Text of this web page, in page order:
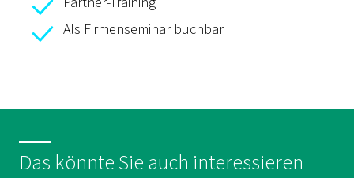
Als Firmenseminar buchbar
Das könnte Sie auch interessieren